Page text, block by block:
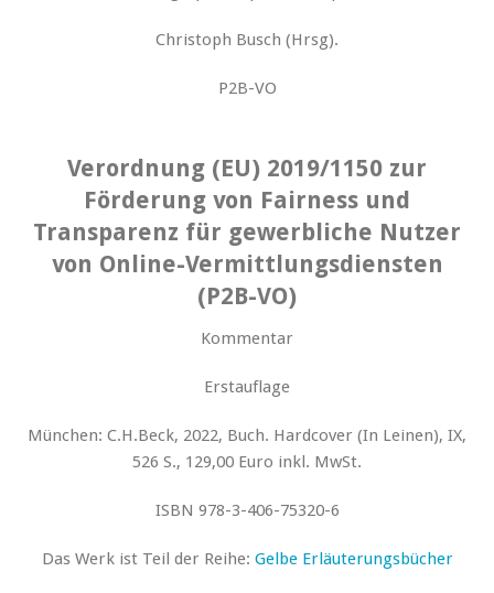
Christoph Busch (Hrsg).
P2B-VO
Verordnung (EU) 2019/1150 zur
Förderung von Fairness und
Transparenz für gewerbliche Nutzer
von Online-Vermittlungsdiensten
(P2B-VO)
Kommentar
Erstauflage
München: C.H.Beck, 2022, Buch. Hardcover (In Leinen), IX,
526 S., 129,00 Euro inkl. MwSt.
ISBN 978-3-406-75320-6
Das Werk ist Teil der Reihe: Gelbe Erläuterungsbücher